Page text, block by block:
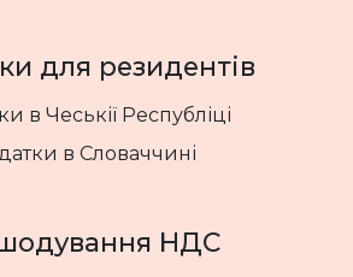
для резидентів
в Чеськії Республіці
в Словаччині
НДС